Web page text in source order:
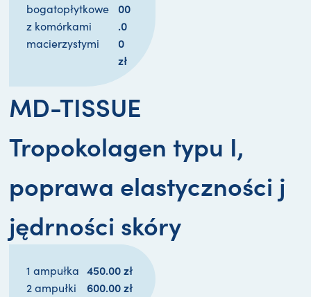
bogatopłytkowe
z komórkami
macierzystymi
00
.0
0
zł
MD-TISSUE
Tropokolagen typu I,
poprawa elastyczności j
jędrności skóry
1 ampułka 450.00 zł
2 ampułki 600.00 zł